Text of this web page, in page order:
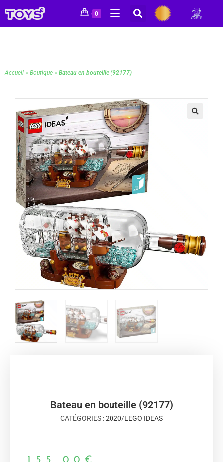
0
Accueil » Boutique » Bateau en bouteille (92177)
Bateau en bouteille (92177)
CATÉGORIES :2020/LEGO IDEAS